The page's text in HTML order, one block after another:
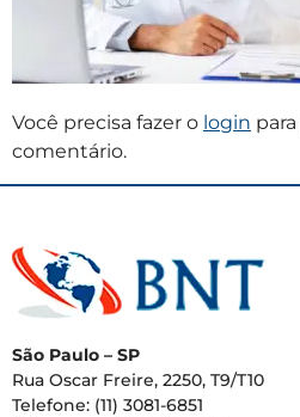
Você precisa fazer o login
comentário.
São Paulo – SP
Rua Oscar Freire, 2250, T9/T10
Telefone: (11) 3081-6851